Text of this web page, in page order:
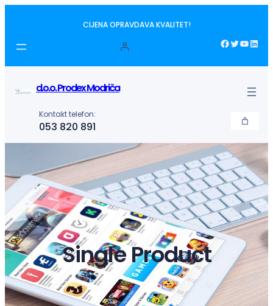
sadržaj
CIJENA OPRAVDAVA KVALITET!
Facebook Twitter YouTube LinkedIn
d.o.o. Prodex Modriča
Kontakt telefon:
053 820 891
Single Product